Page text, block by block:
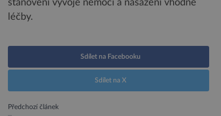
stanovení vývoje nemoci a nasazení vhodné
léčby.
Sdílet na Facebooku
Sdílet na X
Předchozí článek